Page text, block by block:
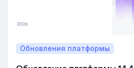
Обновления платформы